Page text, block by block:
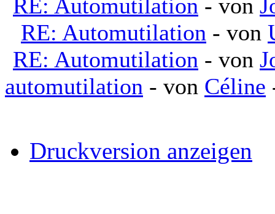
RE: Automutilation - von
RE: Automutilation - von
RE: Automutilation - von
automutilation - von Céline
Druckversion anzeigen